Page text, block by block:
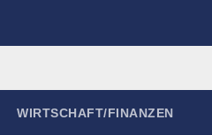
WIRTSCHAFT/FINANZEN